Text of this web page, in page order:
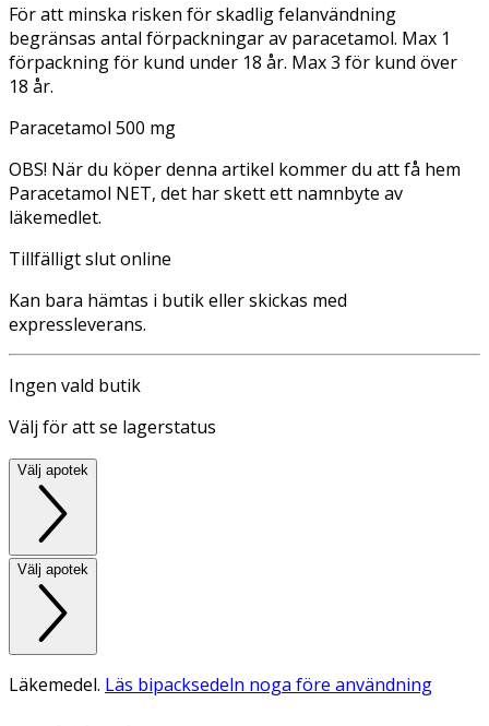
För att minska risken för skadlig felanvändning
begränsas antal förpackningar av paracetamol. Max 1
förpackning för kund under 18 år. Max 3 för kund över
18 år.
Paracetamol 500 mg
OBS! När du köper denna artikel kommer du att få hem
Paracetamol NET, det har skett ett namnbyte av
läkemedlet.
Tillfälligt slut online
Kan bara hämtas i butik eller skickas med
expressleverans.
Ingen vald butik
Välj för att se lagerstatus
Välj apotek
Välj apotek
Läkemedel. Läs bipacksedeln noga före användning